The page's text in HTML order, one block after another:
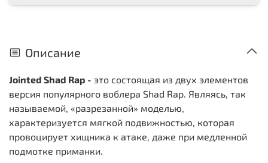
Описание
Jointed Shad Rap - это состоящая из двух элементов
версия популярного воблера Shad Rap. Являясь, так
называемой, «разрезанной» моделью,
характеризуется мягкой подвижностью, которая
провоцирует хищника к атаке, даже при медленной
подмотке приманки.